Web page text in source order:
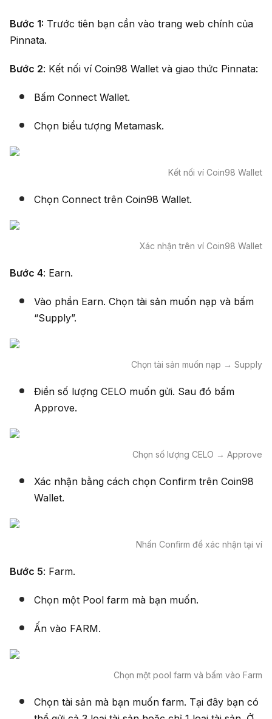
Bước 1: Trước tiên bạn cần vào trang web chính của
Pinnata.
Bước 2: Kết nối ví Coin98 Wallet và giao thức Pinnata:
Bấm Connect Wallet.
Chọn biểu tượng Metamask.
Kết nối ví Coin98 Wallet
Chọn Connect trên Coin98 Wallet.
Xác nhận trên ví Coin98 Wallet
Bước 4: Earn.
Vào phần Earn. Chọn tài sản muốn nạp và bấm
“Supply”.
Chọn tài sản muốn nạp → Supply
Điền số lượng CELO muốn gửi. Sau đó bấm
Approve.
Chọn số lượng CELO → Approve
Xác nhận bằng cách chọn Confirm trên Coin98
Wallet.
Nhấn Confirm để xác nhận tại ví
Bước 5: Farm.
Chọn một Pool farm mà bạn muốn.
Ấn vào FARM.
Chọn một pool farm và bấm vào Farm
Chọn tài sản mà bạn muốn farm. Tại đây bạn có